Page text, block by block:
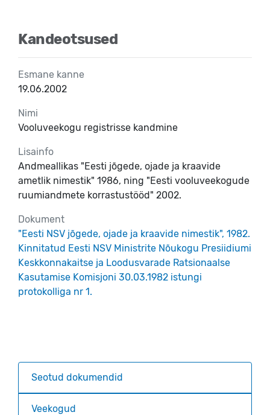
Kandeotsused
Esmane kanne
19.06.2002
Nimi
Vooluveekogu registrisse kandmine
Lisainfo
Andmeallikas "Eesti jõgede, ojade ja kraavide
ametlik nimestik" 1986, ning "Eesti vooluveekogude
ruumiandmete korrastustööd" 2002.
Dokument
"Eesti NSV jõgede, ojade ja kraavide nimestik", 1982.
Kinnitatud Eesti NSV Ministrite Nõukogu Presiidiumi
Keskkonnakaitse ja Loodusvarade Ratsionaalse
Kasutamise Komisjoni 30.03.1982 istungi
protokolliga nr 1.
Seotud dokumendid
Veekogud